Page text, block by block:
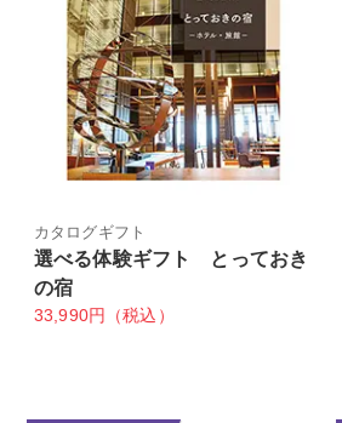
カタログギフト
選べる体験ギフト とっておき
の宿
33,990円（税込）